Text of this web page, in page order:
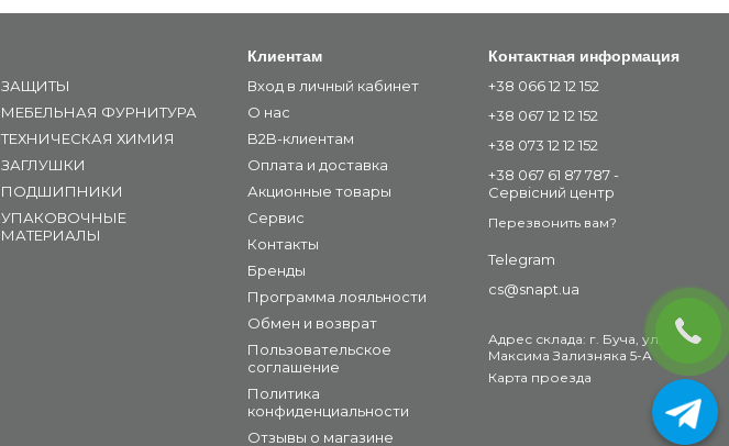
ЗАЩИТЫ
МЕБЕЛЬНАЯ ФУРНИТУРА
ТЕХНИЧЕСКАЯ ХИМИЯ
ЗАГЛУШКИ
ПОДШИПНИКИ
УПАКОВОЧНЫЕ
МАТЕРИАЛЫ
Клиентам
Вход в личный кабинет
О нас
B2B-клиентам
Оплата и доставка
Акционные товары
Сервис
Контакты
Бренды
Программа лояльности
Обмен и возврат
Пользовательское
соглашение
Политика
конфиденциальности
Отзывы о магазине
Контактная информация
+38 066 12 12 152
+38 067 12 12 152
+38 073 12 12 152
+38 067 61 87 787 -
Сервісний центр
Перезвонить вам?
Telegram
cs@snapt.ua
Адрес склада: г. Буча, ул.
Максима Зализняка 5-А
Карта проезда